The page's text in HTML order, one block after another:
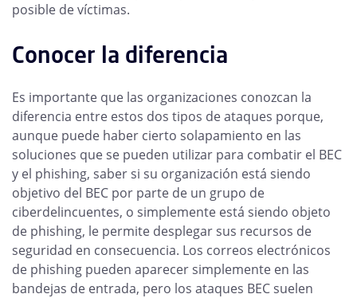
posible de víctimas.
Conocer la diferencia
Es importante que las organizaciones conozcan la
diferencia entre estos dos tipos de ataques porque,
aunque puede haber cierto solapamiento en las
soluciones que se pueden utilizar para combatir el BEC
y el phishing, saber si su organización está siendo
objetivo del BEC por parte de un grupo de
ciberdelincuentes, o simplemente está siendo objeto
de phishing, le permite desplegar sus recursos de
seguridad en consecuencia. Los correos electrónicos
de phishing pueden aparecer simplemente en las
bandejas de entrada, pero los ataques BEC suelen